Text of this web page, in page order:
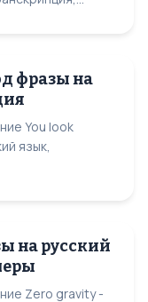
фразы на
You look
язык,
на русский
Zero gravity -